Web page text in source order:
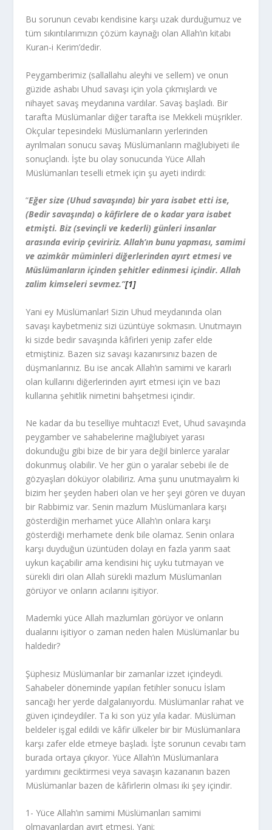
Bu sorunun cevabı kendisine karşı uzak durduğumuz ve
tüm sıkıntılarımızın çözüm kaynağı olan Allah’ın kitabı
Kuran-i Kerim’dedir.
Peygamberimiz (sallallahu aleyhi ve sellem) ve onun
güzide ashabı Uhud savaşı için yola çıkmışlardı ve
nihayet savaş meydanına vardılar. Savaş başladı. Bir
tarafta Müslümanlar diğer tarafta ise Mekkeli müşrikler.
Okçular tepesindeki Müslümanların yerlerinden
ayrılmaları sonucu savaş Müslümanların mağlubiyeti ile
sonuçlandı. İşte bu olay sonucunda Yüce Allah
Müslümanları teselli etmek için şu ayeti indirdi:
“Eğer size (Uhud savaşında) bir yara isabet etti ise,
(Bedir savaşında) o kâfirlere de o kadar yara isabet
etmişti. Biz (sevinçli ve kederli) günleri insanlar
arasında evirip çeviririz. Allah’ın bunu yapması, samimi
ve azimkâr müminleri diğerlerinden ayırt etmesi ve
Müslümanların içinden şehitler edinmesi içindir. Allah
zalim kimseleri sevmez.”[1]
Yani ey Müslümanlar! Sizin Uhud meydanında olan
savaşı kaybetmeniz sizi üzüntüye sokmasın. Unutmayın
ki sizde bedir savaşında kâfirleri yenip zafer elde
etmiştiniz. Bazen siz savaşı kazanırsınız bazen de
düşmanlarınız. Bu ise ancak Allah’ın samimi ve kararlı
olan kullarını diğerlerinden ayırt etmesi için ve bazı
kullarına şehitlik nimetini bahşetmesi içindir.
Ne kadar da bu teselliye muhtacız! Evet, Uhud savaşında
peygamber ve sahabelerine mağlubiyet yarası
dokunduğu gibi bize de bir yara değil binlerce yaralar
dokunmuş olabilir. Ve her gün o yaralar sebebi ile de
gözyaşları döküyor olabiliriz. Ama şunu unutmayalım ki
bizim her şeyden haberi olan ve her şeyi gören ve duyan
bir Rabbimiz var. Senin mazlum Müslümanlara karşı
gösterdiğin merhamet yüce Allah’ın onlara karşı
gösterdiği merhamete denk bile olamaz. Senin onlara
karşı duyduğun üzüntüden dolayı en fazla yarım saat
uykun kaçabilir ama kendisini hiç uyku tutmayan ve
sürekli diri olan Allah sürekli mazlum Müslümanları
görüyor ve onların acılarını işitiyor.
Mademki yüce Allah mazlumları görüyor ve onların
dualarını işitiyor o zaman neden halen Müslümanlar bu
haldedir?
Şüphesiz Müslümanlar bir zamanlar izzet içindeydi.
Sahabeler döneminde yapılan fetihler sonucu İslam
sancağı her yerde dalgalanıyordu. Müslümanlar rahat ve
güven içindeydiler. Ta ki son yüz yıla kadar. Müslüman
beldeler işgal edildi ve kâfir ülkeler bir bir Müslümanlara
karşı zafer elde etmeye başladı. İşte sorunun cevabı tam
burada ortaya çıkıyor. Yüce Allah’ın Müslümanlara
yardımını geciktirmesi veya savaşın kazananın bazen
Müslümanlar bazen de kâfirlerin olması iki şey içindir.
1- Yüce Allah’ın samimi Müslümanları samimi
olmayanlardan ayırt etmesi. Yani;